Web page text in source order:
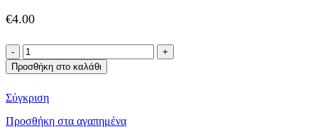
€4.00
PPD
χαρτοπετσέτες
Happy
ποσότητα
Προσθήκη στο καλάθι
Σύγκριση
Προσθήκη στα αγαπημένα